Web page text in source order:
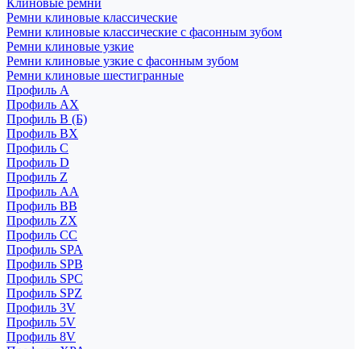
Клиновые ремни
Ремни клиновые классические
Ремни клиновые классические с фасонным зубом
Ремни клиновые узкие
Ремни клиновые узкие с фасонным зубом
Ремни клиновые шестигранные
Профиль A
Профиль AX
Профиль B (Б)
Профиль BX
Профиль C
Профиль D
Профиль Z
Профиль АА
Профиль BB
Профиль ZX
Профиль CC
Профиль SPA
Профиль SPB
Профиль SPC
Профиль SPZ
Профиль 3V
Профиль 5V
Профиль 8V